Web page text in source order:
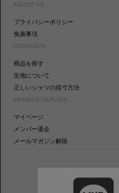
ABOUT US
プライバシーポリシー
免責事項
CONTENTS
商品を探す
生地について
正しいシャツの採寸方法
MEMBER SERVICE
マイページ
メンバー退会
メールマガジン解除